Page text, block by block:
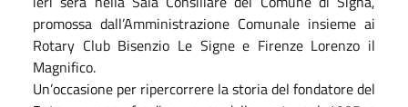
promossa dall’Amministrazione Comunale insieme ai
Rotary Club Bisenzio Le Signe e Firenze Lorenzo il
Magnifico.
Un’occasione per ripercorrere la storia del fondatore del